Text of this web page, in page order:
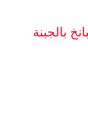
بالجبنة